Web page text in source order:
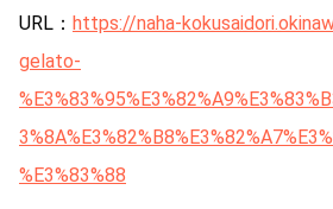
URL： https://naha-
gelato-
%E3%83%88